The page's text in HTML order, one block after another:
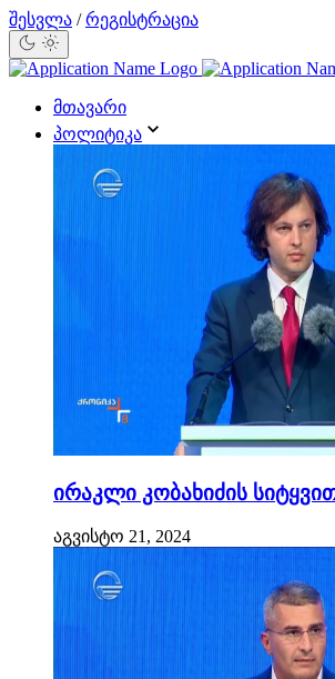
შესვლა / რეგისტრაცია
მთავარი
პოლიტიკა
ირაკლი კობახიძის
აგვისტო 21, 2024